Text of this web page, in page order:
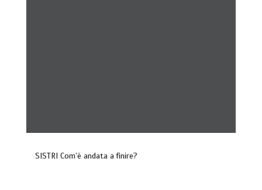
SISTRI Com’è andata a finire?